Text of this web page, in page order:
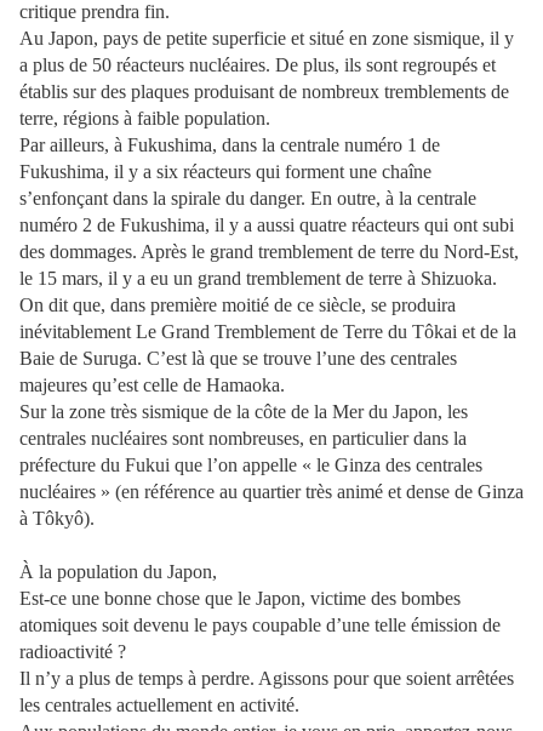
critique prendra fin.
Au Japon, pays de petite superficie et situé en zone sismique, il y
a plus de 50 réacteurs nucléaires. De plus, ils sont regroupés et
établis sur des plaques produisant de nombreux tremblements de
terre, régions à faible population.
Par ailleurs, à Fukushima, dans la centrale numéro 1 de
Fukushima, il y a six réacteurs qui forment une chaîne
s’enfonçant dans la spirale du danger. En outre, à la centrale
numéro 2 de Fukushima, il y a aussi quatre réacteurs qui ont subi
des dommages. Après le grand tremblement de terre du Nord-Est,
le 15 mars, il y a eu un grand tremblement de terre à Shizuoka.
On dit que, dans première moitié de ce siècle, se produira
inévitablement Le Grand Tremblement de Terre du Tôkai et de la
Baie de Suruga. C’est là que se trouve l’une des centrales
majeures qu’est celle de Hamaoka.
Sur la zone très sismique de la côte de la Mer du Japon, les
centrales nucléaires sont nombreuses, en particulier dans la
préfecture du Fukui que l’on appelle « le Ginza des centrales
nucléaires » (en référence au quartier très animé et dense de Ginza
à Tôkyô).
À la population du Japon,
Est-ce une bonne chose que le Japon, victime des bombes
atomiques soit devenu le pays coupable d’une telle émission de
radioactivité ?
Il n’y a plus de temps à perdre. Agissons pour que soient arrêtées
les centrales actuellement en activité.